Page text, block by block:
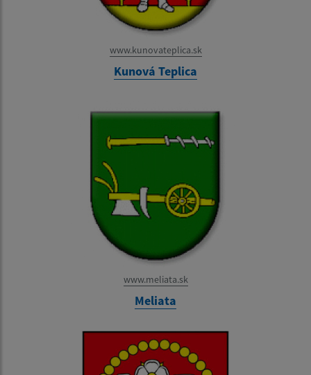
www.kunovateplica.sk
Kunová Teplica
www.meliata.sk
Meliata